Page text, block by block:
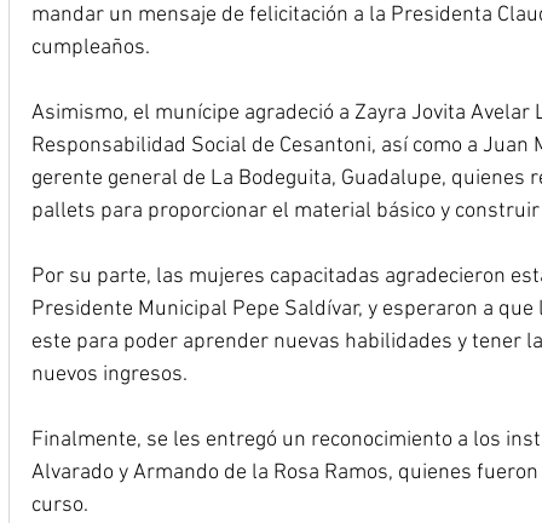
mandar un mensaje de felicitación a la Presidenta
cumpleaños.
Asimismo, el munícipe agradeció a Zayra Jovita
Responsabilidad Social de Cesantoni, así como a
gerente general de La Bodeguita, Guadalupe, quienes
pallets para proporcionar el material básico y
Por su parte, las mujeres capacitadas agradecieron
Presidente Municipal Pepe Saldívar, y esperaron a
este para poder aprender nuevas habilidades y tener
nuevos ingresos.
Finalmente, se les entregó un reconocimiento a los
Alvarado y Armando de la Rosa Ramos, quienes
curso.